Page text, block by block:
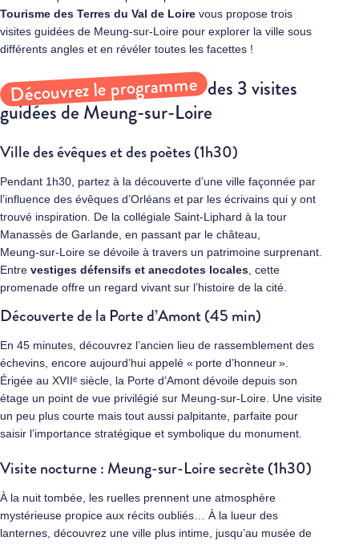
Tourisme des Terres du Val de Loire vous propose trois
visites guidées de Meung-sur-Loire pour explorer la ville sous
différents angles et en révéler toutes les facettes !
Découvrez le programme des 3 visites
guidées de Meung-sur-Loire
Ville des évêques et des poètes (1h30)
Pendant 1h30, partez à la découverte d’une ville façonnée par
l’influence des évêques d’Orléans et par les écrivains qui y ont
trouvé inspiration. De la collégiale Saint‑Liphard à la tour
Manassès de Garlande, en passant par le château,
Meung‑sur‑Loire se dévoile à travers un patrimoine surprenant.
Entre vestiges défensifs et anecdotes locales, cette
promenade offre un regard vivant sur l’histoire de la cité.
Découverte de la Porte d’Amont (45 min)
En 45 minutes, découvrez l’ancien lieu de rassemblement des
échevins, encore aujourd’hui appelé « porte d’honneur ».
Érigée au XVIIᵉ siècle, la Porte d’Amont dévoile depuis son
étage un point de vue privilégié sur Meung‑sur‑Loire. Une visite
un peu plus courte mais tout aussi palpitante, parfaite pour
saisir l’importance stratégique et symbolique du monument.
Visite nocturne : Meung-sur-Loire secrète (1h30)
À la nuit tombée, les ruelles prennent une atmosphère
mystérieuse propice aux récits oubliés… À la lueur des
lanternes, découvrez une ville plus intime, jusqu’au musée de